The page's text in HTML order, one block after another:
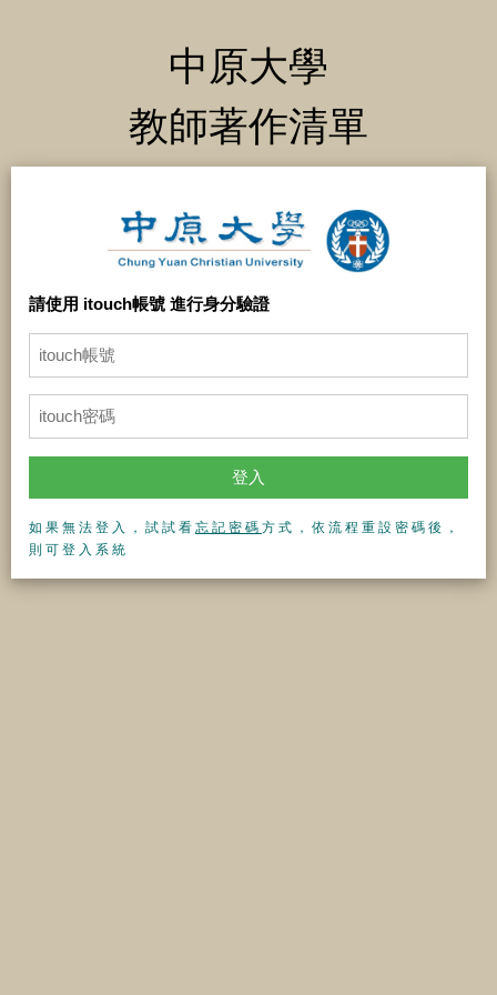
中原大學
教師著作清單
請使用 itouch帳號 進行身分驗證
登入
如果無法登入，試試看 忘記密碼 方式，依流程重設密碼後，
則可登入系統